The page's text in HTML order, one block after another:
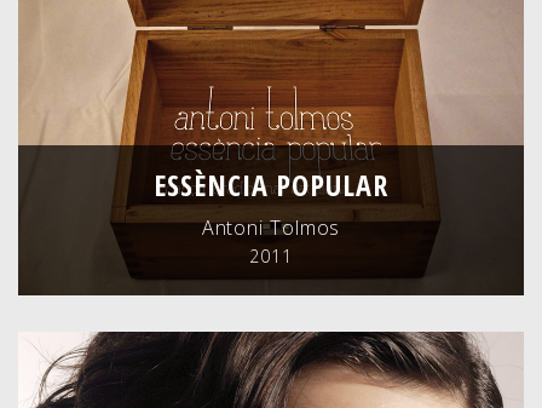
ESSÈNCIA POPULAR
Antoni Tolmos
2011